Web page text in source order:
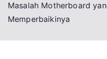
Masalah Motherboard
Memperbaikinya